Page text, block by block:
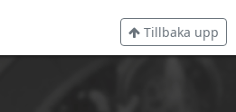
Tillbaka upp